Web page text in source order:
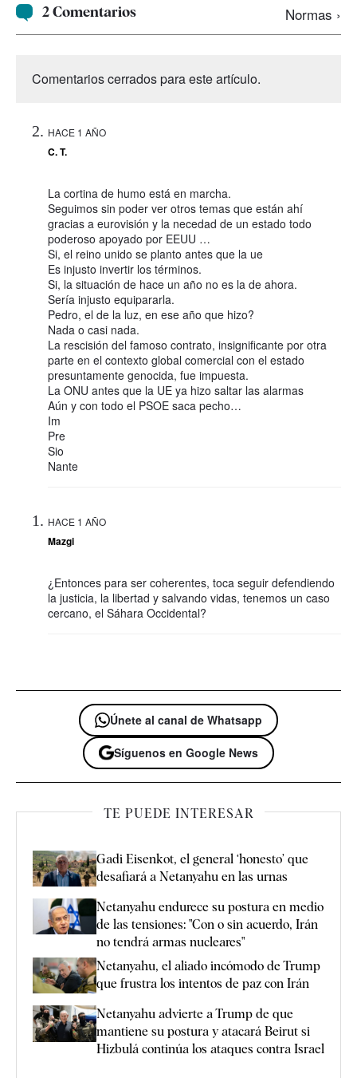
2 Comentarios Normas ›
Comentarios cerrados para este artículo.
HACE 1 AÑO
C. T.
La cortina de humo está en marcha.
Seguimos sin poder ver otros temas que están ahí
gracias a eurovisión y la necedad de un estado todo
poderoso apoyado por EEUU …
Si, el reino unido se planto antes que la ue
Es injusto invertir los términos.
Si, la situación de hace un año no es la de ahora.
Sería injusto equipararla.
Pedro, el de la luz, en ese año que hizo?
Nada o casi nada.
La rescisión del famoso contrato, insignificante por otra
parte en el contexto global comercial con el estado
presuntamente genocida, fue impuesta.
La ONU antes que la UE ya hizo saltar las alarmas
Aún y con todo el PSOE saca pecho…
Im
Pre
Sio
Nante
HACE 1 AÑO
Mazgi
¿Entonces para ser coherentes, toca seguir defendiendo
la justicia, la libertad y salvando vidas, tenemos un caso
cercano, el Sáhara Occidental?
Únete al canal de Whatsapp
Síguenos en Google News
TE PUEDE INTERESAR
Gadi Eisenkot, el general ‘honesto’ que
desafiará a Netanyahu en las urnas
Netanyahu endurece su postura en medio
de las tensiones: "Con o sin acuerdo, Irán
no tendrá armas nucleares"
Netanyahu, el aliado incómodo de Trump
que frustra los intentos de paz con Irán
Netanyahu advierte a Trump de que
mantiene su postura y atacará Beirut si
Hizbulá continúa los ataques contra Israel